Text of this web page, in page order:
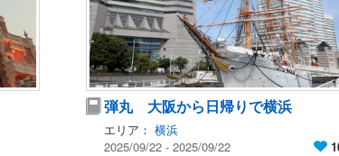
弾丸 大阪から日帰りで横浜
エリア： 横浜
2025/09/22 - 2025/09/22